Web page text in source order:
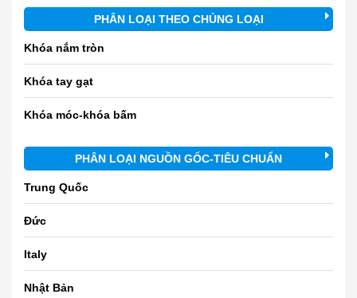
PHÂN LOẠI THEO CHỦNG LOẠI
Khóa nắm tròn
Khóa tay gạt
Khóa móc-khóa bấm
PHÂN LOẠI NGUỒN GỐC-TIÊU CHUẨN
Trung Quốc
Đức
Italy
Nhật Bản